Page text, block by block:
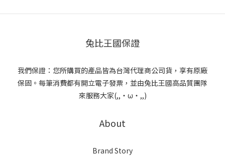
兔比王國保證
我們保證：您所購買的產品皆為台灣代理商公司貨，享有原廠
保固。每筆消費都有開立電子發票，並由兔比王國高品質團隊
來服務大家(,,・ω・,,)
About
Brand Story